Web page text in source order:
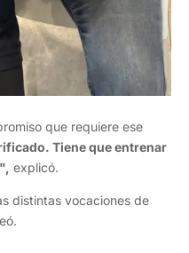
que requiere ese
Tiene que entrenar
explicó.
distintas vocaciones de